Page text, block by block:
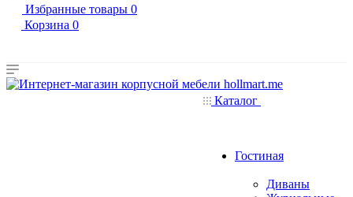
Избранные товары 0
Корзина 0
Каталог
Гостиная
Диваны